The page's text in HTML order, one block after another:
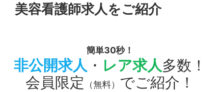
美容看護師求人をご紹介
簡単30秒！
非公開求人 ・ レア求人多数！
会員限定
（無料） でご紹介！